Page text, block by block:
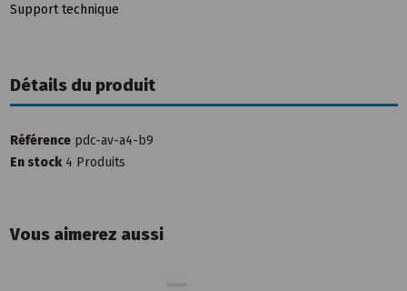
Support technique
Détails du produit
Référence pdc-av-a4-b9
En stock 4 Produits
Vous aimerez aussi